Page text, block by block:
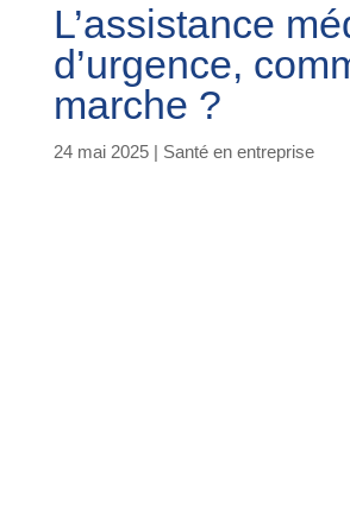
L’assistance
d’urgence,
marche ?
24 mai 2025| Santé en entreprise